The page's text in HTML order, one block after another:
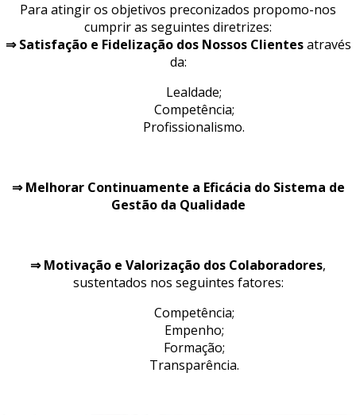
Para atingir os objetivos preconizados propomo-nos
cumprir as seguintes diretrizes:
⇒ Satisfação e Fidelização dos Nossos Clientesatravés
da:
Lealdade;
Competência;
Profissionalismo.
⇒ Melhorar Continuamente a Eficácia do Sistema de
Gestão da Qualidade
⇒ Motivação e Valorização dos Colaboradores,
sustentados nos seguintes fatores:
Competência;
Empenho;
Formação;
Transparência.